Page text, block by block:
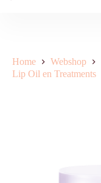
Home Webshop
Lip Oil en Treatments